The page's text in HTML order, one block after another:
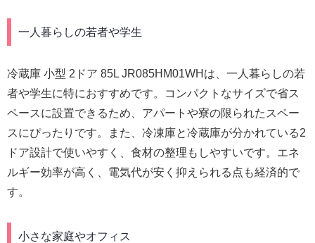
一人暮らしの若者や学生
冷蔵庫 小型 2ドア 85L JR085HM01WHは、一人暮らしの若
者や学生に特におすすめです。コンパクトなサイズで省ス
ペースに設置できるため、アパートや寮の限られたスペー
スにぴったりです。また、冷凍庫と冷蔵庫が分かれている2
ドア設計で使いやすく、食材の整理もしやすいです。エネ
ルギー効率が高く、電気代が安く抑えられる点も経済的で
す。
小さな家庭やオフィス